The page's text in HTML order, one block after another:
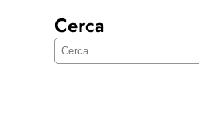
Cerca
C